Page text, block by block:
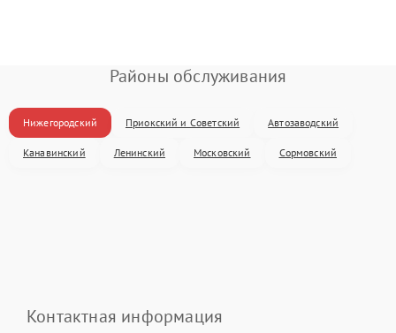
Районы обслуживания
Нижегородский Приокский и Советский Автозаводский
Канавинский Ленинский Московский Сормовский
Контактная информация